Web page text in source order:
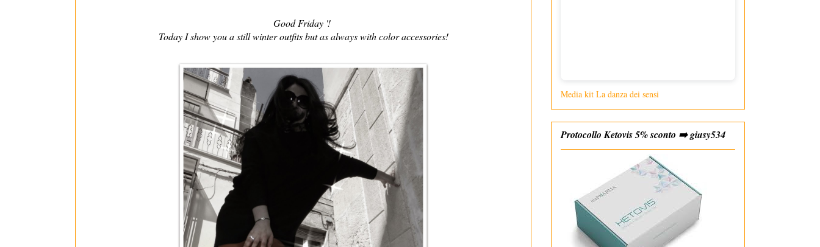
Good Friday '!
Today I show you a still winter outfits but as always with color accessories!
Media kit La danza dei sensi
Protocollo Ketovis 5% sconto ➡️ giusy534